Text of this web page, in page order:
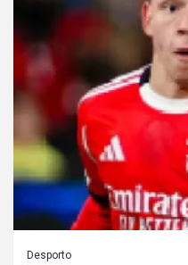
Desporto